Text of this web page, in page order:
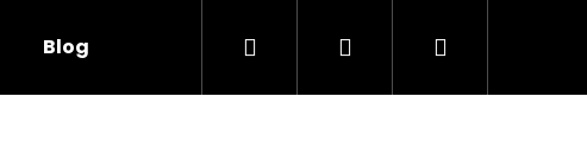
Blog Dárkové poukazy
Hledat PřihlášeníNákupní